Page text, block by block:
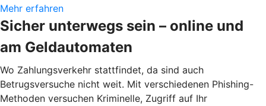
Mehr erfahren
Sicher unterwegs sein – online und
am Geldautomaten
Wo Zahlungsverkehr stattfindet, da sind auch
Betrugsversuche nicht weit. Mit verschiedenen Phishing-
Methoden versuchen Kriminelle, Zugriff auf Ihr